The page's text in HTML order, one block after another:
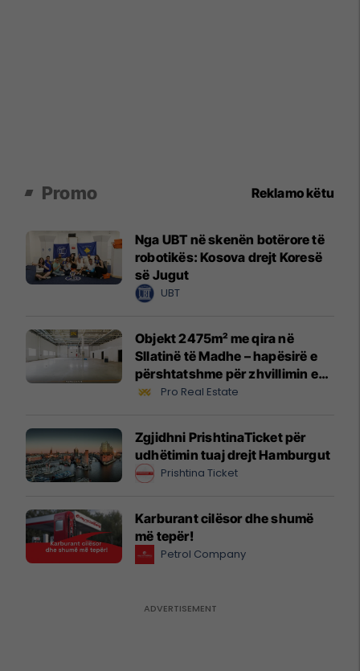
Promo Reklamo këtu
Nga UBT në skenën botërore të
robotikës: Kosova drejt Koresë
së Jugut
UBT
Objekt 2475m² me qira në
Sllatinë të Madhe – hapësirë e
përshtatshme për zhvillimin e
biznesit #16068
Pro Real Estate
Zgjidhni PrishtinaTicket për
udhëtimin tuaj drejt Hamburgut
Prishtina Ticket
Karburant cilësor dhe shumë
më tepër!
Petrol Company